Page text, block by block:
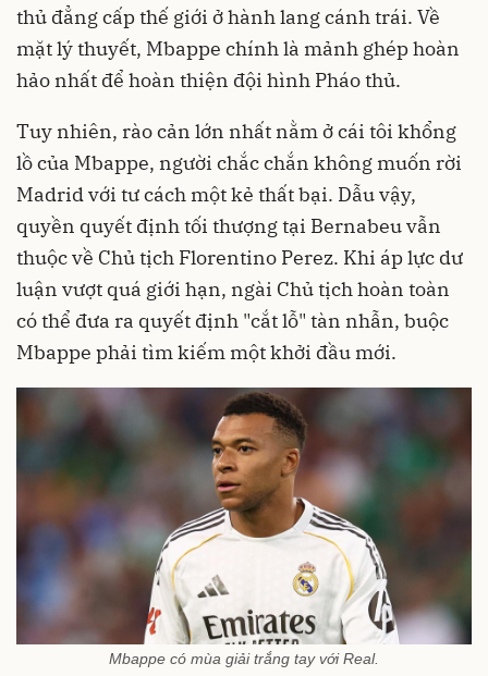
thủ đẳng cấp thế giới ở hành lang cánh trái. Về
mặt lý thuyết, Mbappe chính là mảnh ghép hoàn
hảo nhất để hoàn thiện đội hình Pháo thủ.
Tuy nhiên, rào cản lớn nhất nằm ở cái tôi khổng
lồ của Mbappe, người chắc chắn không muốn rời
Madrid với tư cách một kẻ thất bại. Dẫu vậy,
quyền quyết định tối thượng tại Bernabeu vẫn
thuộc về Chủ tịch Florentino Perez. Khi áp lực dư
luận vượt quá giới hạn, ngài Chủ tịch hoàn toàn
có thể đưa ra quyết định "cắt lỗ" tàn nhẫn, buộc
Mbappe phải tìm kiếm một khởi đầu mới.
Mbappe có mùa giải trắng tay với Real.